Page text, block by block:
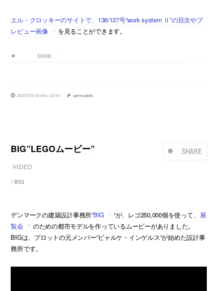
エル・クロッキーのサイトで、136/137号”work system Ⅱ”の目次やプ
レビュー画像
を見ることができます。
SHARE
2007.09.10 Mon 22:41 permalink
SHARE
BIG”LEGOムービー”
VIDEO
BIG
デンマークの建築設計事務所”BIG “が、レゴ250,000個を使って、
展
覧会
のための都市モデルを作っているムービーがありました。
BIGは、プロットの元メンバー”ビャルケ・インゲルス”が始めた設計事
務所です。